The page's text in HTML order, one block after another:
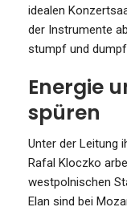
idealen
der Instrumente
stumpf und
Energie
spüren
Unter der Leitung
Rafal Kloczko
westpolnischen
Elan sind bei